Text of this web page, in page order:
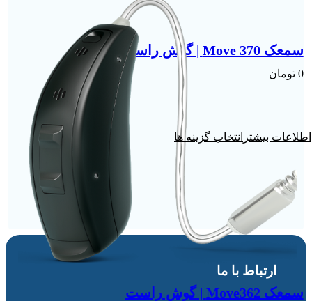
سمعک Move 370 | گوش راست
0 تومان
انتخاب گزینه ها
سمعک Move362 | گوش راست
ارتباط با ما